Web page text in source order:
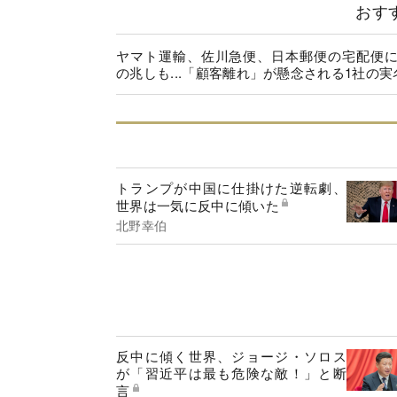
おす
ヤマト運輸、佐川急便、日本郵便の宅配便
の兆しも...「顧客離れ」が懸念される1社の実
トランプが中国に仕掛けた逆転劇、
世界は一気に反中に傾いた
北野幸伯
反中に傾く世界、ジョージ・ソロス
が「習近平は最も危険な敵！」と断
言